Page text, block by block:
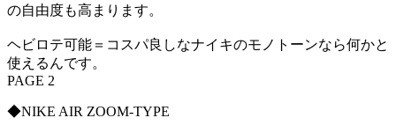
の自由度も高まります。
ヘビロテ可能＝コスパ良しなナイキのモノトーンなら何かと
使えるんです。
PAGE 2
◆NIKE AIR ZOOM-TYPE